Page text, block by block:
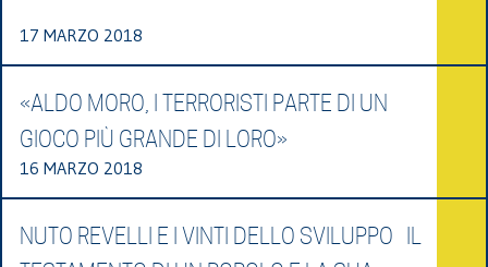
17 MARZO 2018
«ALDO MORO, I TERRORISTI PARTE DI UN
GIOCO PIÙ GRANDE DI LORO»
16 MARZO 2018
NUTO REVELLI E I VINTI DELLO SVILUPPO IL